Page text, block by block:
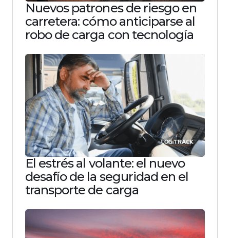
Nuevos patrones de riesgo en
carretera: cómo anticiparse al
robo de carga con tecnología
El estrés al volante: el nuevo
desafío de la seguridad en el
transporte de carga